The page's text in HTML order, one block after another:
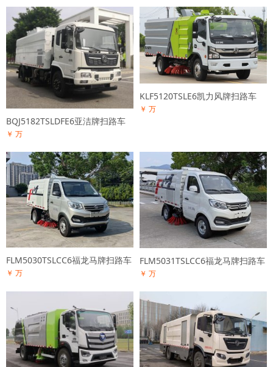
BQJ5182TSLDFE6亚洁牌扫路车
￥ 万
KLF5120TSLE6凯力风牌扫路车
￥ 万
FLM5030TSLCC6福龙马牌扫路车
￥ 万
FLM5031TSLCC6福龙马牌扫路车
￥ 万